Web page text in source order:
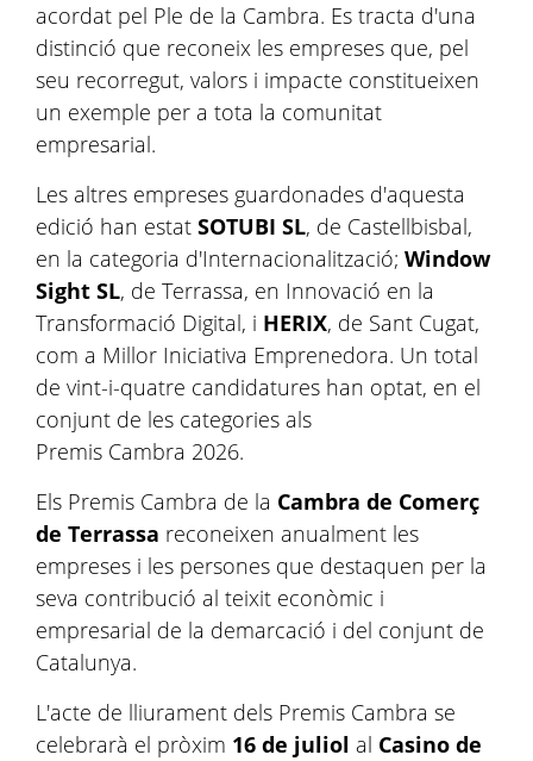
acordat pel Ple de la Cambra. Es tracta d'una
distinció que reconeix les empreses que, pel
seu recorregut, valors i impacte constitueixen
un exemple per a tota la comunitat
empresarial.
Les altres empreses guardonades d'aquesta
edició han estat SOTUBI SL, de Castellbisbal,
en la categoria d'Internacionalització; Window
Sight SL, de Terrassa, en Innovació en la
Transformació Digital, i HERIX, de Sant Cugat,
com a Millor Iniciativa Emprenedora. Un total
de vint-i-quatre candidatures han optat, en el
conjunt de les categories als
Premis Cambra 2026.
Els Premis Cambra de la Cambra de Comerç
de Terrassa reconeixen anualment les
empreses i les persones que destaquen per la
seva contribució al teixit econòmic i
empresarial de la demarcació i del conjunt de
Catalunya.
L'acte de lliurament dels Premis Cambra se
celebrarà el pròxim 16 de juliol al Casino de